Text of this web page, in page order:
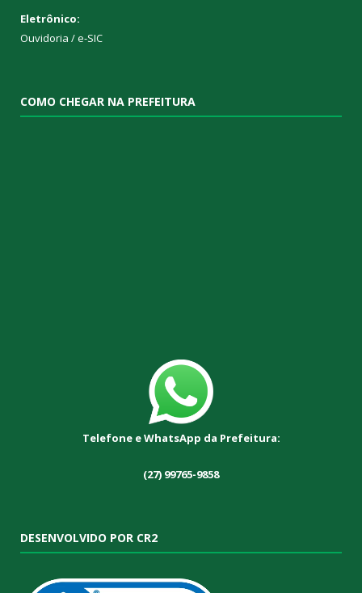
Eletrônico:
Ouvidoria /e-SIC
COMO CHEGAR NA PREFEITURA
Telefone e WhatsApp da Prefeitura:
(27) 99765-9858
DESENVOLVIDO POR CR2